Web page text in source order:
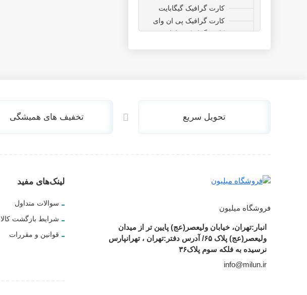
کارت گرافیک گیگابایت
کارت گرافیک پی ان وای
کارت گرافیک سافایر
پاور گرین
اکسترنال
فن پردازنده
فن پردازنده گرین
فن پردازنده کولر مستر
فن پردازنده دیپ کول
کیبورد
تحویل سریع تخفیف های همیشگی
فروشگاه میلیون
انبار:تهران، خیابان ولیعصر(عج) پایین تر از میدان
ولیعصر(عج) پلاک ۶۵/ آدرس دفتر:تهران ، تهرانپارس
نرسیده به فلکه سوم پلاک۳۶
info@milun.ir
لینک‌های مفید
سوالات متداول
شرایط بازگشت کالا
قوانین و مقررات